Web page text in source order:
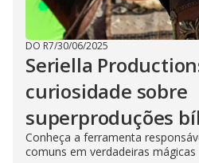
DO R7/30/06/2025
Seriella
curiosidade sobre
superproduções
Conheça a ferramenta
comuns em verdadeiras mágicas